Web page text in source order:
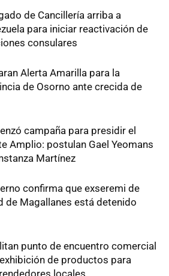
de Cancillería arriba a
para iniciar reactivación de
consulares
Alerta Amarilla para la
de Osorno ante crecida de
campaña para presidir el
Amplio: postulan Gael Yeomans
Martínez
confirma que exseremi de
de Magallanes está detenido
punto de encuentro comercial
de productos para